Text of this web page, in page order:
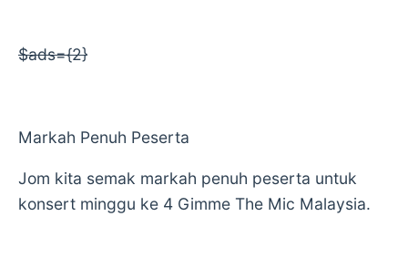
$ads={2}
Markah Penuh Peserta
Jom kita semak markah penuh peserta untuk
konsert minggu ke 4 Gimme The Mic Malaysia.